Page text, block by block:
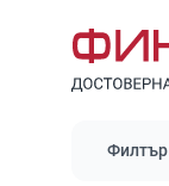
Филтър